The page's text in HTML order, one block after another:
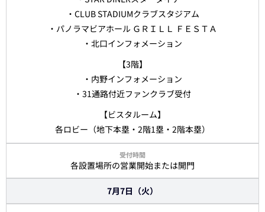
・CLUB STADIUMクラブスタジアム
・パノラマビアホール ＧＲＩＬＬ ＦＥＳＴＡ
・北口インフォメーション
【3階】
・内野インフォメーション
・31通路付近ファンクラブ受付
【ビスタルーム】
各ロビー（地下本塁・2階1塁・2階本塁）
各設置場所の営業開始または開門
7月7日（火）